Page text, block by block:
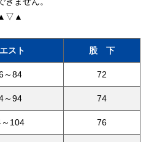
スト 股 下
～84 72
～94 74
104 76